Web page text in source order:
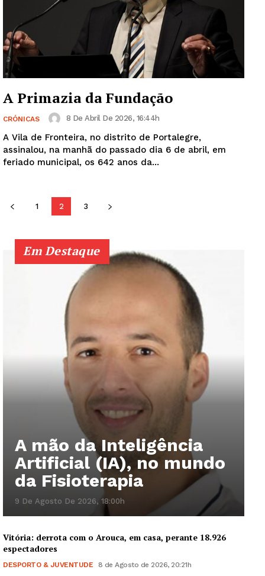
SUBSCREVA JÁ!
Institucional
Artigos
Edição Digital
Europa
Grande Entrevista
Quero ser Assinante
A Primazia da Fundação
CRÓNICAS 8 De Abril De 2026, 16:44h
A Vila de Fronteira, no distrito de Portalegre,
assinalou, na manhã do passado dia 6 de abril, em
feriado municipal, os 642 anos da...
1 2 3
Em Destaque
A mão da Inteligência
Artificial (IA), no mundo
da Fisioterapia
9 De Agosto De 2026, 18:00h
Vitória: derrota com o Arouca, em casa, perante 18.926
espectadores
DESPORTO & JUVENTUDE 8 de Agosto de 2026, 20:21h